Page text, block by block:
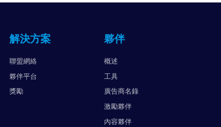
解決方案
聯盟網絡
夥伴平台
獎勵
夥伴
概述
工具
廣告商名錄
激勵夥伴
內容夥伴